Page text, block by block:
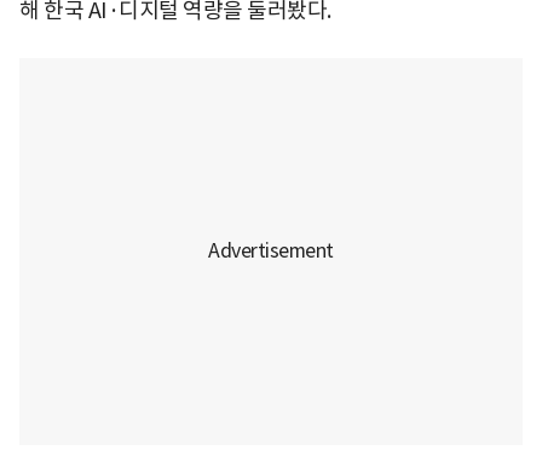
해 한국 AI·디지털 역량을 둘러봤다.